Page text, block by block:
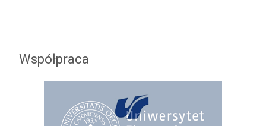
Współpraca